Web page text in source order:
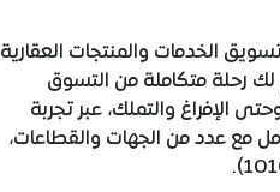
الخدمات والمنتجات العقارية
لك رحلة متكاملة من التسوق
الإفراغ والتملك، عبر تجربة
مع عدد من الجهات والقطاعات،